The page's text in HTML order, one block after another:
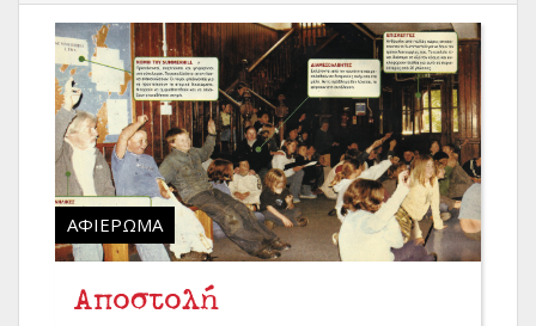
ΑΦΙΈΡΩΜΑ
Αποστολή